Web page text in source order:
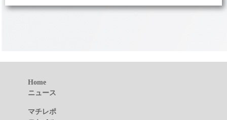
需要予測・投資診断
Home
ニュース